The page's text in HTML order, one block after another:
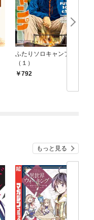
ふたりソロキャンプ
（１）
792
もっと見る